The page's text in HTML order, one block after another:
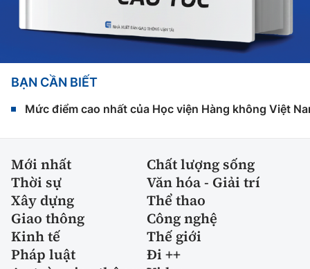
BẠN CẦN BIẾT
Mức điểm cao nhất của Học viện Hàng không Việt
Mới nhất
Chất lượng sống
Thời sự
Văn hóa - Giải trí
Xây dựng
Thể thao
Giao thông
Công nghệ
Kinh tế
Thế giới
Pháp luật
Đi ++